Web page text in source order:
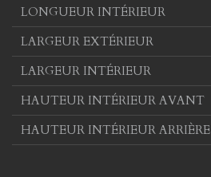
LONGUEUR INTÉRIEUR
LARGEUR EXTÉRIEUR
LARGEUR INTÉRIEUR
HAUTEUR INTÉRIEUR AVANT
HAUTEUR INTÉRIEUR ARRIÈRE